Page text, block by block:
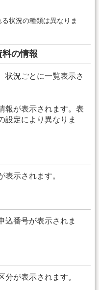
状況の種類は異なりま
の情報
状況ごとに一覧表示さ
報が表示されます。表
設定により異なりま
表示されます。
込番号が表示されま
分が表示されます。